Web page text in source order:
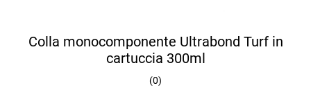
Colla monocomponente Ultrabond Turf in
cartuccia 300ml
(0)